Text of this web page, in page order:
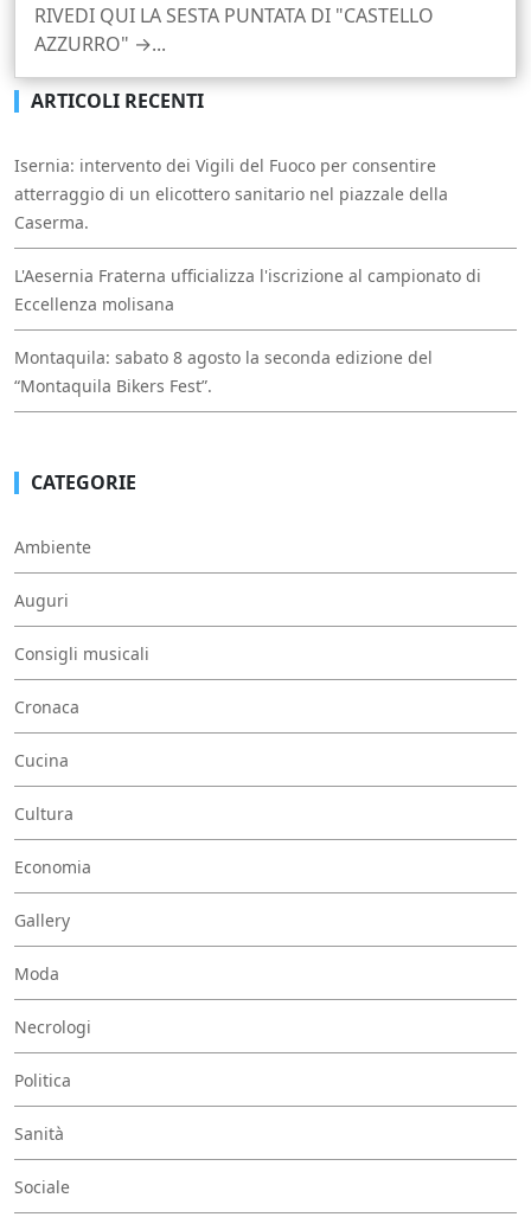
RIVEDI QUI LA SESTA PUNTATA DI "CASTELLO
AZZURRO" →...
ARTICOLI RECENTI
Isernia: intervento dei Vigili del Fuoco per consentire
atterraggio di un elicottero sanitario nel piazzale della
Caserma.
L'Aesernia Fraterna ufficializza l'iscrizione al campionato di
Eccellenza molisana
Montaquila: sabato 8 agosto la seconda edizione del
“Montaquila Bikers Fest”.
CATEGORIE
Ambiente
Auguri
Consigli musicali
Cronaca
Cucina
Cultura
Economia
Gallery
Moda
Necrologi
Politica
Sanità
Sociale